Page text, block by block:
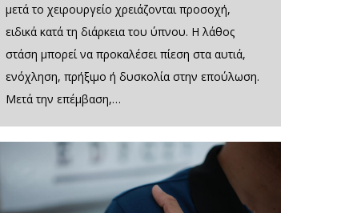
μετά το χειρουργείο χρειάζονται προσοχή,
ειδικά κατά τη διάρκεια του ύπνου. Η λάθος
στάση μπορεί να προκαλέσει πίεση στα αυτιά,
ενόχληση, πρήξιμο ή δυσκολία στην επούλωση.
Μετά την επέμβαση,…